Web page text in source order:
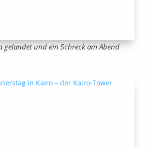
gelandet und ein Schreck am Abend